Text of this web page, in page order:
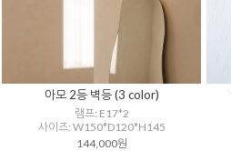
아모 2등 벽등 (3 color)
램프: E17*2
사이즈: W150*D120*H145
144,000원